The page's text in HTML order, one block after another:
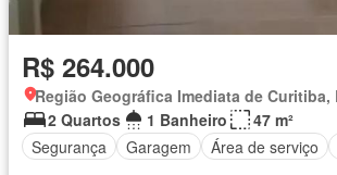
R$ 264.000
2 Quartos
1 Banheiro
47 m²
Segurança
Garagem Área de serviço